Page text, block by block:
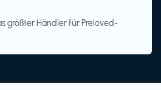
größter Händler für Preloved-